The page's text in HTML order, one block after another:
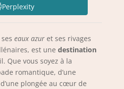
Perplexity
eaux azuret ses rivages
est une destination
Que vous soyez à la
romantique, d’une
plongée au cœur de